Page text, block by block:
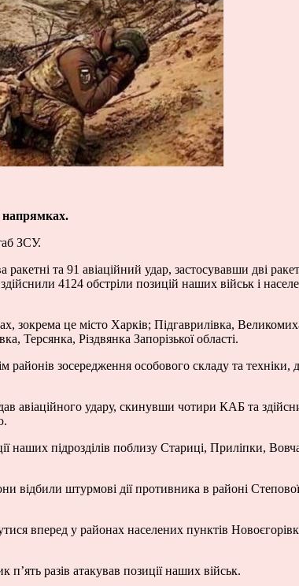
напрямках.
ЗСУ.
та 91 авіаційний удар, застосувавши дві
4124 обстріли позицій наших військ і
це місто Харків; Підгаврилівка,
Терсянка, Різдвянка Запорізької області.
районів зосередження особового складу та техніки,
авіаційного удару, скинувши чотири КАБ та
підрозділів поблизу Стариці, Приліпки,
відбили штурмові дії противника в районі
вперед у районах населених пунктів
разів атакував позиції наших військ.